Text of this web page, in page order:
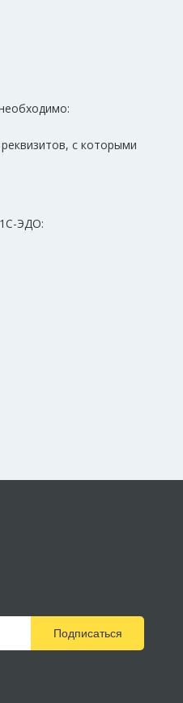
с которыми
ЭДО:
Подписаться